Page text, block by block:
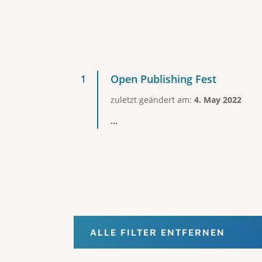
Open Publishing Fest
zuletzt geändert am: 4. May 2022
...
ALLE FILTER ENTFERNEN